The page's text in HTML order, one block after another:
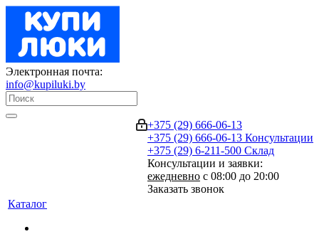
Электронная почта:
info@kupiluki.by
+375 (29) 666-06-13
+375 (29) 666-06-13 Консультации
+375 (29) 6-211-500 Склад
Консультации и заявки:
ежедневно с 08:00 до 20:00
Заказать звонок
Каталог